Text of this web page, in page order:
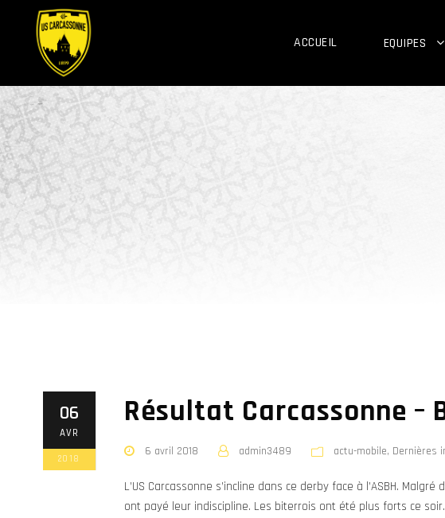
ACCUEIL EQUIPES
06
AVR
2018
Résultat Carcassonne –
6 avril 2018 admin3489 actu-mobile, Dernières
L’US Carcassonne s’incline dans ce derby face à l’ASBH.
ont payé leur indiscipline. Les biterrois ont été plus forts ce